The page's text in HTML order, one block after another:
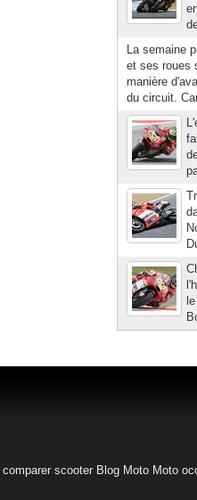
La semaine
et ses roues
manière
du circuit.
comparer scooter Blog Moto Moto